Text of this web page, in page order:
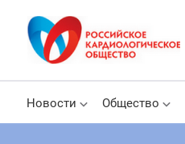
Новости Общество